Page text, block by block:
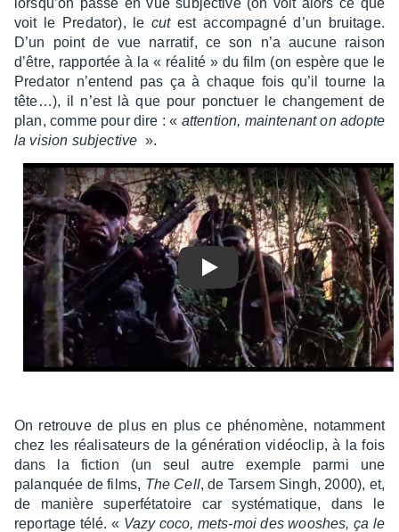
lorsqu’on passe en vue subjec­tive (on voit alors ce que
voit le Preda­tor), lecutest accom­pa­gné d’un brui­tage.
D’un point de vue narra­tif, ce son n’a aucune raison
d’être, rappor­tée à la « réalité » du film (on espère que le
Preda­tor n’en­tend pas ça à chaque fois qu’il tourne la
tête…), il n’est là que pour ponc­tuer le chan­ge­ment de
plan, comme pour dire : « atten­tion, main­te­nant on adopte
la vision subjec­tive ».
Play
On retrouve de plus en plus ce phéno­mène, notam­ment
chez les réali­sa­teurs de la géné­ra­tion vidéo­clip, à la fois
dans la fiction (un seul autre exemple parmi une
palanquée de films, The Cell, de Tarsem Singh, 2000), et,
de manière super­fé­ta­toire car systé­ma­tique, dans le
repor­tage télé. « Vazy coco, mets-moi des wooshes, ça le